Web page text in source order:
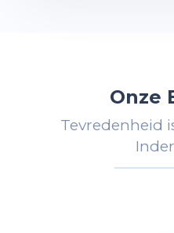
Onze
Tevredenheid